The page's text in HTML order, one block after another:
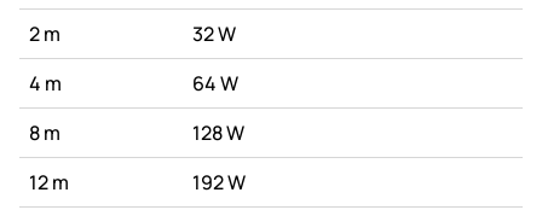
2 m
32 W
4 m
64 W
8 m
128 W
12 m
192 W